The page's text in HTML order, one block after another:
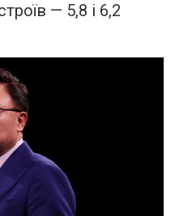
— 5,8 і 6,2